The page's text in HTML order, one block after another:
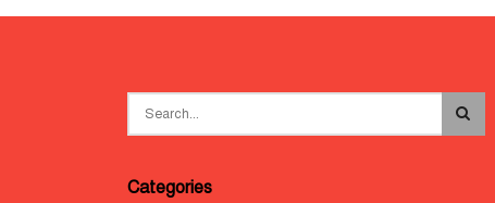
Categories